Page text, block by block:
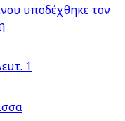
υποδέχθηκε τον
1